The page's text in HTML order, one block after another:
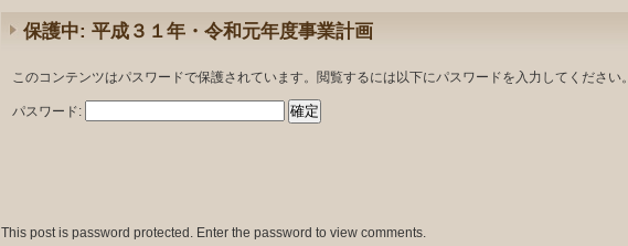
保護中: 平成３１年・令和元年度事業計画
このコンテンツはパスワードで保護されています。閲覧するには以下にパスワードを入力してください。
パスワード:
This post is password protected. Enter the password to view comments.